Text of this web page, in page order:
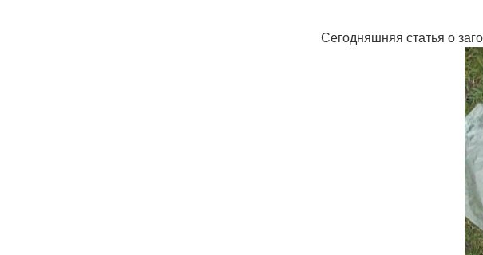
Сегодняшняя статья о